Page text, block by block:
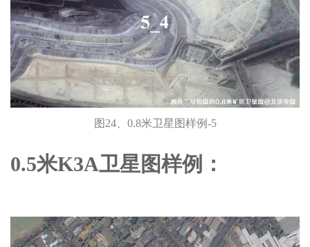
图24、0.8米卫星图样例-5
0.5米K3A卫星图样例：